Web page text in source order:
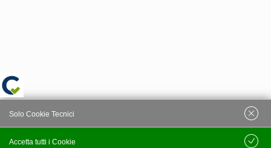
Accetta tutti i Cookie
Solo Cookie Tecnici
Salva